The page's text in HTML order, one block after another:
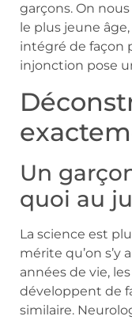
garçons. On
le plus jeune
intégré de façon
injonction pose
Un
quoi au
La science est
mérite qu’on s’y
années de vie,
développent de
similaire.